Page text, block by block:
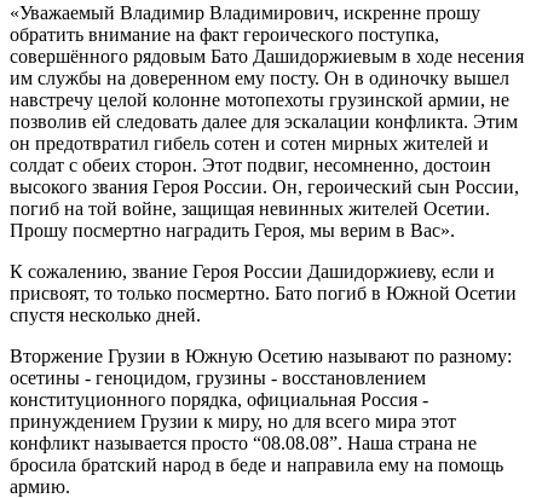
«Уважаемый Владимир Владимирович, искренне прошу
обратить внимание на факт героического поступка,
совершённого рядовым Бато Дашидоржиевым в ходе несения
им службы на доверенном ему посту. Он в одиночку вышел
навстречу целой колонне мотопехоты грузинской армии, не
позволив ей следовать далее для эскалации конфликта. Этим
он предотвратил гибель сотен и сотен мирных жителей и
солдат с обеих сторон. Этот подвиг, несомненно, достоин
высокого звания Героя России. Он, героический сын России,
погиб на той войне, защищая невинных жителей Осетии.
Прошу посмертно наградить Героя, мы верим в Вас».
К сожалению, звание Героя России Дашидоржиеву, если и
присвоят, то только посмертно. Бато погиб в Южной Осетии
спустя несколько дней.
Вторжение Грузии в Южную Осетию называют по разному:
осетины - геноцидом, грузины - восстановлением
конституционного порядка, официальная Россия -
принуждением Грузии к миру, но для всего мира этот
конфликт называется просто “08.08.08”. Наша страна не
бросила братский народ в беде и направила ему на помощь
армию.